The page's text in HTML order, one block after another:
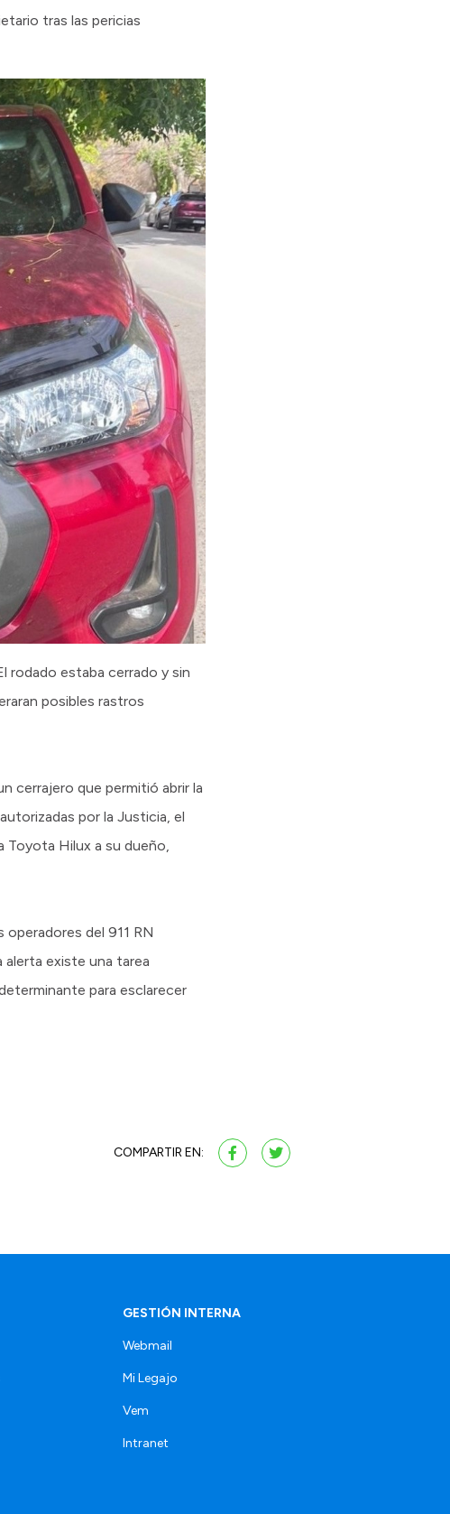
tras las pericias
rodado estaba cerrado y sin
posibles rastros
cerrajero que permitió abrir la
por la Justicia, el
Hilux a su dueño,
del 911 RN
alerta existe una tarea
para esclarecer
COMPARTIR EN:
GESTIÓN INTERNA
Webmail
Mi Legajo
Vem
Intranet